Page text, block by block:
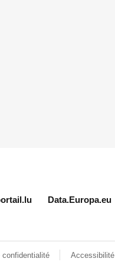
Data.Europa.eu
confidentialité Accessibilité